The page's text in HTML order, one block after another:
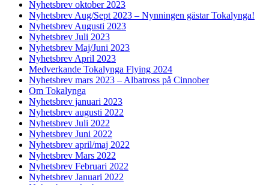
Nyhetsbrev oktober 2023
Nyhetsbrev Aug/Sept 2023 – Nynningen gästar Tokalynga!
Nyhetsbrev Augusti 2023
Nyhetsbrev Juli 2023
Nyhetsbrev Maj/Juni 2023
Nyhetsbrev April 2023
Medverkande Tokalynga Flying 2024
Nyhetsbrev mars 2023 – Albatross på Cinnober
Om Tokalynga
Nyhetsbrev januari 2023
Nyhetsbrev augusti 2022
Nyhetsbrev Juli 2022
Nyhetsbrev Juni 2022
Nyhetsbrev april/maj 2022
Nyhetsbrev Mars 2022
Nyhetsbrev Februari 2022
Nyhetsbrev Januari 2022